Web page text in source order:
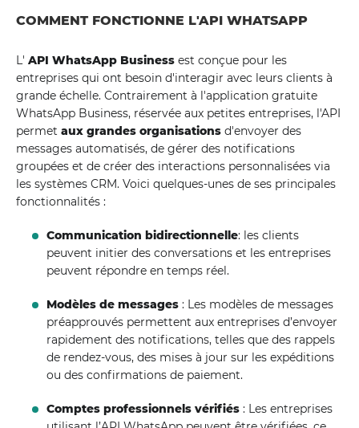
COMMENT FONCTIONNE L'API WHATSAPP
L' API WhatsApp Business est conçue pour les
entreprises qui ont besoin d'interagir avec leurs clients à
grande échelle. Contrairement à l'application gratuite
WhatsApp Business, réservée aux petites entreprises, l'API
permet aux grandes organisations d'envoyer des
messages automatisés, de gérer des notifications
groupées et de créer des interactions personnalisées via
les systèmes CRM. Voici quelques-unes de ses principales
fonctionnalités :
Communication bidirectionnelle: les clients
peuvent initier des conversations et les entreprises
peuvent répondre en temps réel.
Modèles de messages : Les modèles de messages
préapprouvés permettent aux entreprises d’envoyer
rapidement des notifications, telles que des rappels
de rendez-vous, des mises à jour sur les expéditions
ou des confirmations de paiement.
Comptes professionnels vérifiés : Les entreprises